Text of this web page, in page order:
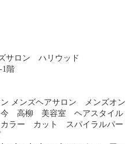
サロン ハリウッド
1階
メンズヘアサロン メンズオン
高柳 美容室 ヘアスタイル
ラー カット スパイラルパー